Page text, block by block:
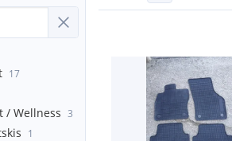
17
/ Wellness 3
1